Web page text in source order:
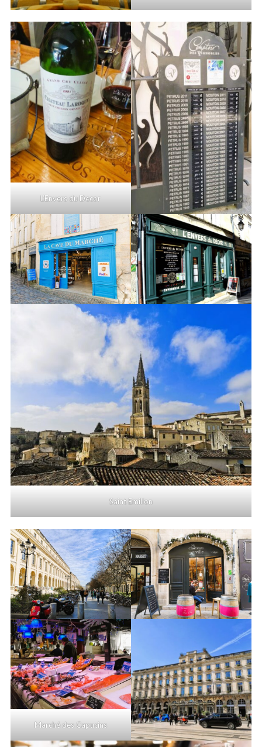
L’Envers du Decor
Saint Emilion
Marché des Capucins